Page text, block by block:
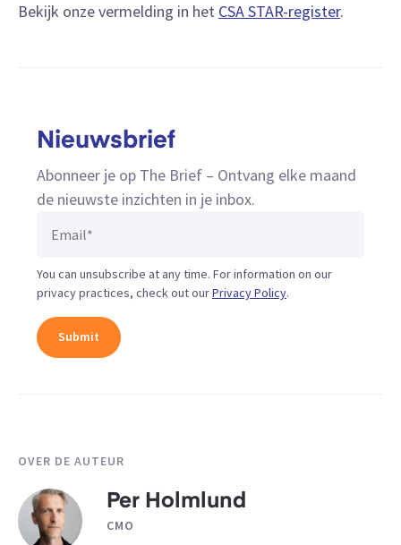
Bekijk onze vermelding in het CSA STAR-register.
Nieuwsbrief
Abonneer je op The Brief – Ontvang elke maand
de nieuwste inzichten in je inbox.
You can unsubscribe at any time. For information on our
privacy practices, check out ourPrivacy Policy.
OVER DE AUTEUR
Per Holmlund
CMO